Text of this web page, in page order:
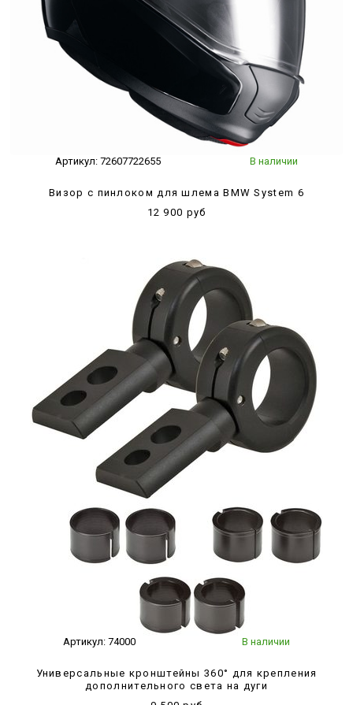
Артикул: 72607722655 В наличии
Визор с пинлоком для шлема BMW System 6
12 900 руб
Артикул:74000 В наличии
Универсальные кронштейны 360° для крепления
дополнительного света на дуги